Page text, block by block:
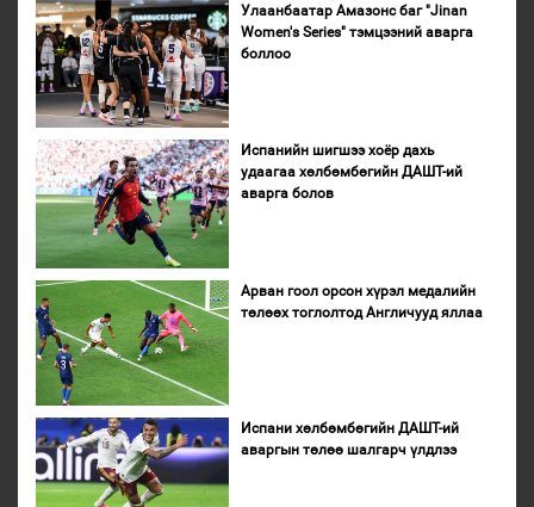
Улаанбаатар Амазонс баг "Jinan
Women's Series" тэмцээний аварга
боллоо
Испанийн шигшээ хоёр дахь
удаагаа хөлбөмбөгийн ДАШТ-ий
аварга болов
Арван гоол орсон хүрэл медалийн
төлөөх тоглолтод Англичууд яллаа
Испани хөлбөмбөгийн ДАШТ-ий
аваргын төлөө шалгарч үлдлээ